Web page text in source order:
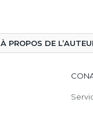
À PROPOS DE